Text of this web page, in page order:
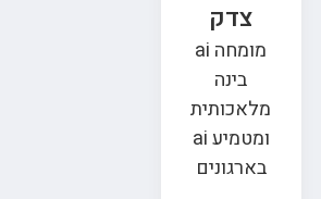
צדק
מומחה ai
בינה
מלאכותית
ומטמיע ai
בארגונים